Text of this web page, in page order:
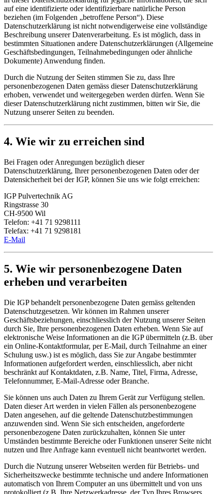
auf eine identifizierte oder identifizierbare natürliche Person
beziehen (im Folgenden „betroffene Person“). Diese
Datenschutzerklärung ist nicht notwendigerweise eine vollständige
Beschreibung unserer Datenverarbeitung. Es ist möglich, dass in
bestimmten Situationen andere Datenschutzerklärungen (Allgemeine
Geschäftsbedingungen, Teilnahmebedingungen oder ähnliche
Dokumente) Anwendung finden.
Durch die Nutzung der Seiten stimmen Sie zu, dass Ihre
personenbezogenen Daten gemäss dieser Datenschutzerklärung
erhoben, verwendet und weitergegeben werden dürfen. Wenn Sie
dieser Datenschutzerklärung nicht zustimmen, bitten wir Sie, die
Nutzung unserer Seiten zu beenden.
4. Wie wir zu erreichen sind
Bei Fragen oder Anregungen bezüglich dieser
Datenschutzerklärung, Ihrer personenbezogenen Daten oder der
Datensicherheit bei der IGP, können Sie uns wie folgt erreichen:
IGP Pulvertechnik AG
Ringstrasse 30
CH-9500 Wil
Telefon: +41 71 9298111
Telefax: +41 71 9298181
E-Mail
5. Wie wir personenbezogene Daten
erheben und verarbeiten
Die IGP behandelt personenbezogene Daten gemäss geltenden
Datenschutzgesetzen. Wir können im Rahmen unserer
Geschäftsbeziehungen, einschliesslich der Nutzung unserer Seiten
durch Sie, Ihre personenbezogenen Daten erheben. Wenn Sie auf
elektronische Weise Informationen an die IGP übermitteln (z.B. über
ein Online-Kontaktformular, per E-Mail, durch Teilnahme an einer
Schulung usw.) ist es möglich, dass Sie zur Angabe bestimmter
Informationen aufgefordert werden, einschliesslich, aber nicht
beschränkt auf Kontaktdaten, z.B. Name, Titel, Firma, Adresse,
Telefonnummer, E-Mail-Adresse oder Branche.
Sie können uns auch Daten zu Ihrem Gerät zur Verfügung stellen.
Daten dieser Art werden in vielen Fällen als personenbezogene
Daten angesehen, auf die geltende Datenschutzbestimmungen
anzuwenden sind. Wenn Sie sich entscheiden, angeforderte
personenbezogene Daten zurückzuhalten, können Sie unter
Umständen bestimmte Bereiche oder Funktionen unserer Seite nicht
nutzen und Ihre Anfrage kann eventuell nicht beantwortet werden.
Durch die Nutzung unserer Webseiten werden für Betriebs- und
Sicherheitszwecke bestimmte technische und andere Informationen
automatisch von Ihrem Computer an uns übermittelt und von uns
protokolliert (z.B. Ihre Netzwerkadresse, der Typ Ihres Browsers,